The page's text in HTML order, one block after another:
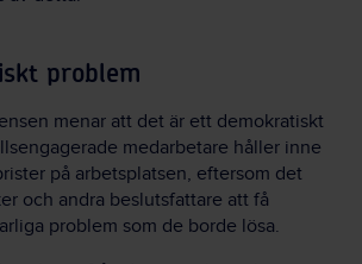
problem
menar att det är ett demokratiskt
medarbetare håller inne
på arbetsplatsen, eftersom det
och andra beslutsfattare att få
problem som de borde lösa.